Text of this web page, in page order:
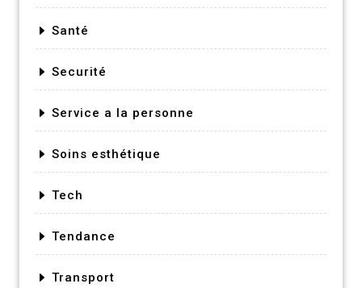
Santé
Securité
Service a la personne
Soins esthétique
Tech
Tendance
Transport